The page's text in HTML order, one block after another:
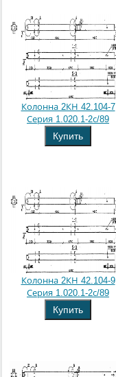
Колонна 2КН 42.104-7
Серия 1.020.1-2с/89
Купить
Колонна 2КН 42.104-9
Серия 1.020.1-2с/89
Купить